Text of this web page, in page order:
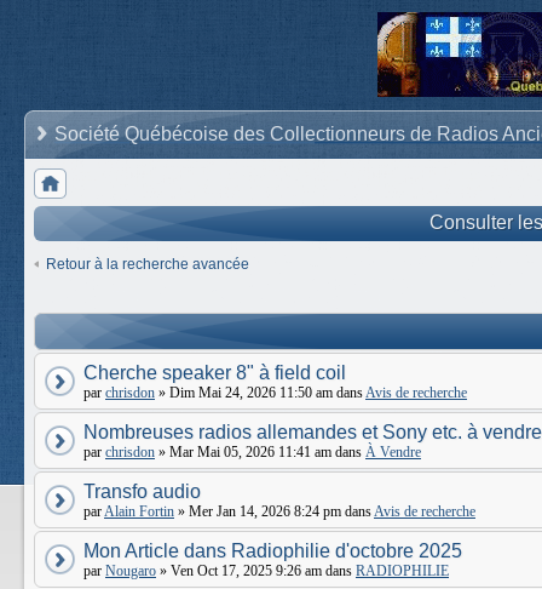
Société Québécoise des Collectionneurs de Radios
Consulter
Retour à la recherche avancée
Cherche speaker 8" à field coil
par chrisdon » Dim Mai 24, 2026 11:50 am dansAvis de recherche
Nombreuses radios allemandes et Sony etc. à vendre
par chrisdon » Mar Mai 05, 2026 11:41 am dans À Vendre
Transfo audio
parAlain Fortin » Mer Jan 14, 2026 8:24 pm dansAvis de recherche
Mon Article dans Radiophilie d'octobre 2025
par Nougaro » Ven Oct 17, 2025 9:26 am dans RADIOPHILIE